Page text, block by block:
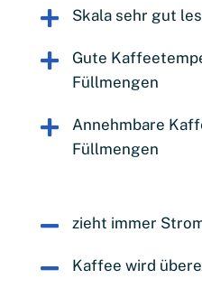
Skala sehr gut
Gute
Füllmengen
Annehmbare
Füllmengen
zieht immer
Kaffee wird